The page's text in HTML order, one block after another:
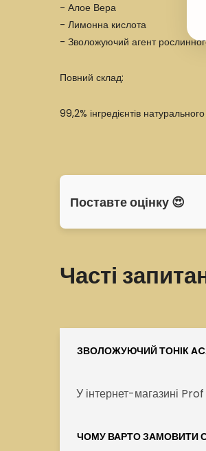
- Алое Вера
- Лимонна кислота
- Зволожуючий агент
Повний склад:
99,2% інгредієнтів
Поставте оцінку 😍
Часті
ЗВОЛОЖУЮЧИЙ ТОНІК
У інтернет-магазині
ЧОМУ ВАРТО ЗАМОВИТИ